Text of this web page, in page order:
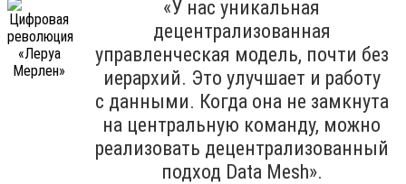
«У нас уникальная
децентрализованная
управленческая модель, почти без
иерархий. Это улучшает и работу
с данными. Когда она не замкнута
на центральную команду, можно
реализовать децентрализованный
подход Data Mesh».